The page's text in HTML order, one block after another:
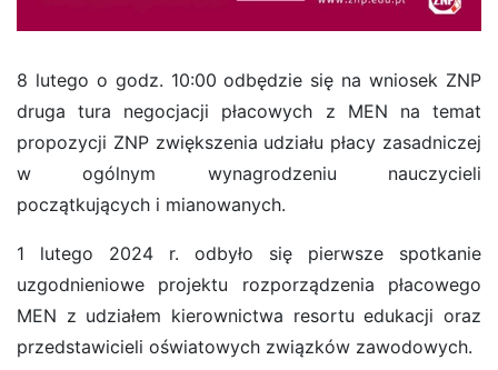
8 lutego o godz. 10:00 odbędzie się na wniosek ZNP
druga tura negocjacji płacowych z MEN na temat
propozycji ZNP zwiększenia udziału płacy zasadniczej
w ogólnym wynagrodzeniu nauczycieli
początkujących i mianowanych.
1 lutego 2024 r. odbyło się pierwsze spotkanie
uzgodnieniowe projektu rozporządzenia płacowego
MEN z udziałem kierownictwa resortu edukacji oraz
przedstawicieli oświatowych związków zawodowych.